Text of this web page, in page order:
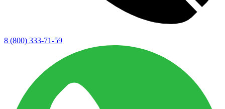
8 (800) 333-71-59